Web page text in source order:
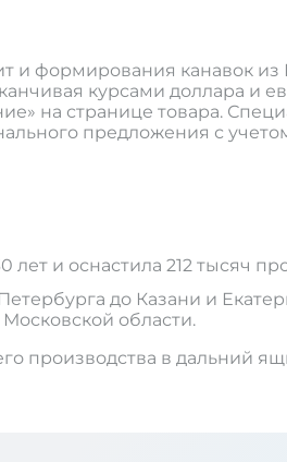
и формирования канавок из
курсами доллара и
на странице товара.
предложения с
и оснастила 212 тысяч
до Казани и
области.
производства в дальний